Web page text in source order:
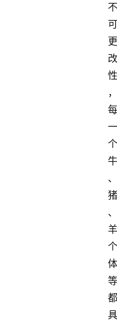
不
可
更
改
性
，
每
一
个
牛
、
猪
、
羊
个
体
等
都
具